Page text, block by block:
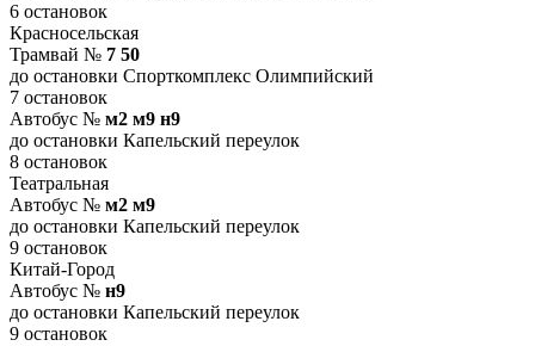
6 остановок
Красносельская
Трамвай № 7 50
до остановки Спорткомплекс Олимпийский
7 остановок
Автобус № м2 м9 н9
до остановки Капельский переулок
8 остановок
Театральная
Автобус № м2 м9
до остановки Капельский переулок
9 остановок
Китай-Город
Автобус № н9
до остановки Капельский переулок
9 остановок